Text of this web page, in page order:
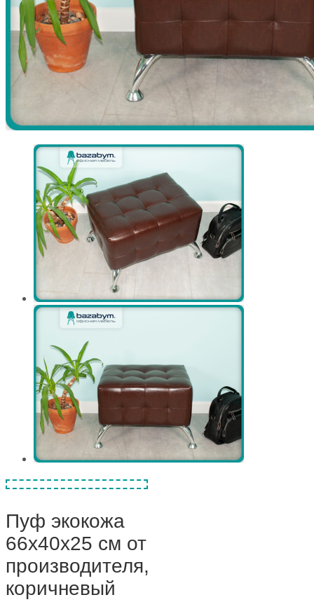
Пуф экокожа
66х40х25 см от
производителя,
коричневый